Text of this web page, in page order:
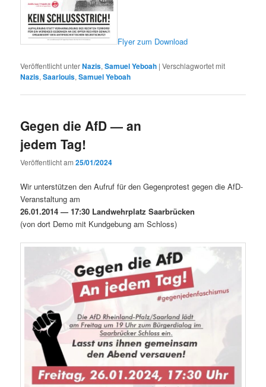
Fly­er zum Download
Veröffentlicht unterNazis,Samuel Yeboah |Verschlagwortet mit
Nazis,Saarlouis,Samuel Yeboah
Gegen die AfD — an
jedem Tag!
Veröffentlicht am25/01/2024
Wir unter­stützen den Aufruf für den Gegen­protest gegen die AfD-
Ver­anstal­tung am
26.01.2014 — 17:30 Landwehrplatz Saar­brück­en
(von dort Demo mit Kundge­bung am Schloss)